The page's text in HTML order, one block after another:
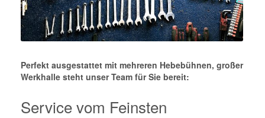
Perfekt ausgestattet mit mehreren Hebebühnen, großer
Werkhalle steht unser Team für Sie bereit:
Service vom Feinsten